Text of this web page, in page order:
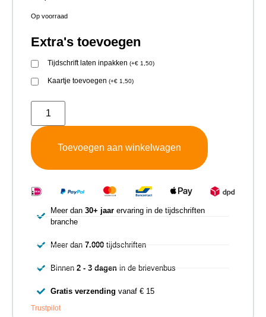
Op voorraad
Extra's toevoegen
Tijdschrift laten inpakken (+€ 1,50)
Kaartje toevoegen (+€ 1,50)
Toevoegen aan winkelwagen
Meer dan 30+ jaarervaring in de tijdschriften
branche
Meer dan 7.000tijdschriften
Binnen 2 - 3 dagenin de brievenbus
Gratis verzending vanaf € 15
Trustpilot